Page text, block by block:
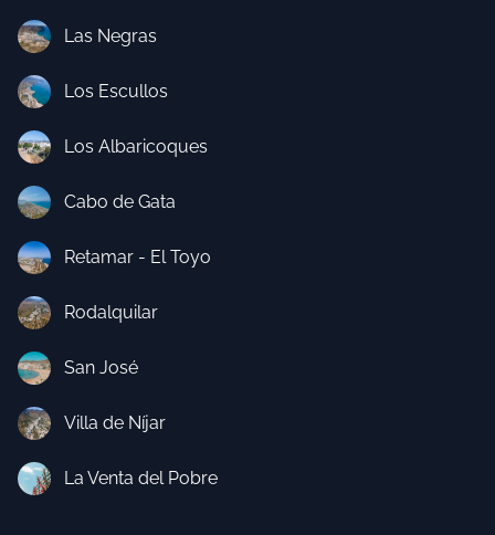
Las Negras
Los Escullos
Los Albaricoques
Cabo de Gata
Retamar - El Toyo
Rodalquilar
San José
Villa de Níjar
La Venta del Pobre